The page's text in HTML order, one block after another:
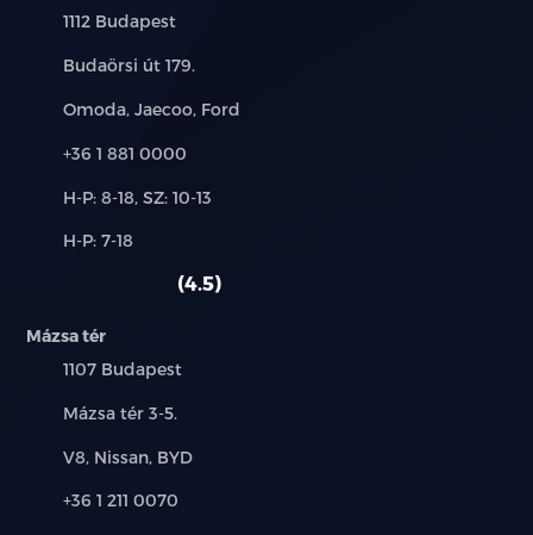
tempomat
tolótető (napfénytető)
utasoldali légzsák
vezetőoldali légzsák
visszagurulás-gátló
Település:
1112 Budapest
Cím:
Budaörsi út 179.
Márkák:
Omoda, Jaecoo, Ford
Telefon:
+36 1 881 0000
Új-
használt
H-P: 8-18, SZ: 10-13
Alkatrész,
H-P: 7-18
4.5
Mázsa tér
Település:
1107 Budapest
Cím:
Mázsa tér 3-5.
Márkák:
V8, Nissan, BYD
Telefon:
+36 1 211 0070